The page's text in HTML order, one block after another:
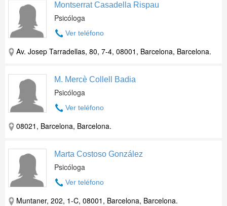
Montserrat Casadella Rispau
Psicóloga
Ver teléfono
Av. Josep Tarradellas, 80, 7-4, 08001, Barcelona, Barcelona.
M. Mercè Collell Badia
Psicóloga
Ver teléfono
08021, Barcelona, Barcelona.
Marta Costoso González
Psicóloga
Ver teléfono
Muntaner, 202, 1-C, 08001, Barcelona, Barcelona.